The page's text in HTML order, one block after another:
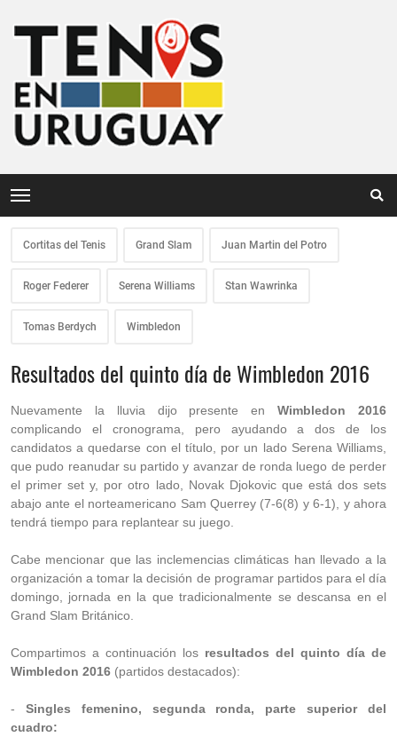
Cortitas del Tenis Grand Slam Juan Martin del Potro
Roger Federer Serena Williams Stan Wawrinka
Tomas Berdych Wimbledon
Resultados del quinto día de Wimbledon 2016
Nuevamente la lluvia dijo presente enWimbledon 2016
complicando el cronograma, pero ayudando a dos de los
candidatos a quedarse con el título, por un lado Serena Williams,
que pudo reanudar su partido y avanzar de ronda luego de perder
el primer set y, por otro lado, Novak Djokovic que está dos sets
abajo ante el norteamericano Sam Querrey (7-6(8) y 6-1), y ahora
tendrá tiempo para replantear su juego.
Cabe mencionar que las inclemencias climáticas han llevado a la
organización a tomar la decisión de programar partidos para el día
domingo, jornada en la que tradicionalmente se descansa en el
Grand Slam Británico.
Compartimos a continuación los resultados del quinto día de
Wimbledon 2016 (partidos destacados):
- Singles femenino, segunda ronda, parte superior del
cuadro: